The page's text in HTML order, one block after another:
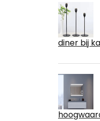
diner bij